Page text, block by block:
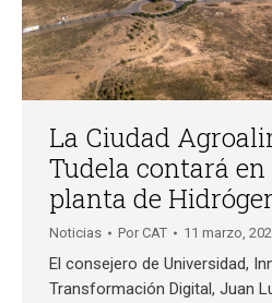
La Ciudad
Tudela contará
planta de
Noticias Por CAT 11 marzo,
El consejero de Universidad,
Transformación Digital, Juan